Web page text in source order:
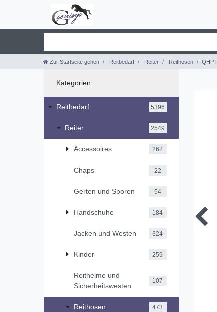
Zur Startseite gehen Reitbedarf Reiter Reithosen QHP
Kategorien
Reitbedarf 5396
Reiter 2549
Accessoires 262
Chaps 22
Gerten und Sporen 54
Handschuhe 184
Jacken und Westen 324
Kinder 259
Reithelme und
Sicherheitswesten
107
Reithosen 473